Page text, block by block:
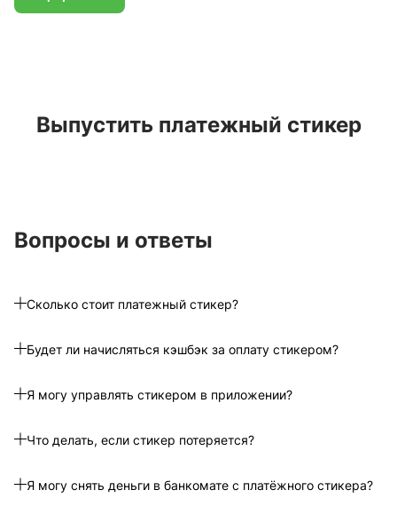
Выпустить платежный стикер
Вопросы и ответы
Сколько стоит платежный стикер?
Будет ли начисляться кэшбэк за оплату стикером?
Я могу управлять стикером в приложении?
Что делать, если стикер потеряется?
Я могу снять деньги в банкомате с платёжного стикера?